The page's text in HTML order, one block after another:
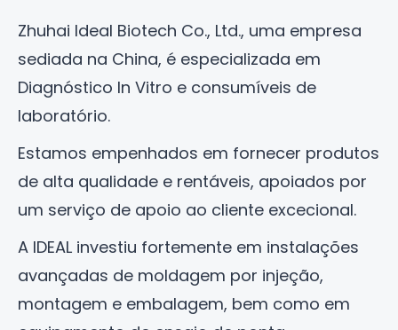
Zhuhai Ideal Biotech Co., Ltd., uma empresa
sediada na China, é especializada em
Diagnóstico In Vitro e consumíveis de
laboratório.
Estamos empenhados em fornecer produtos
de alta qualidade e rentáveis, apoiados por
um serviço de apoio ao cliente excecional.
A IDEAL investiu fortemente em instalações
avançadas de moldagem por injeção,
montagem e embalagem, bem como em